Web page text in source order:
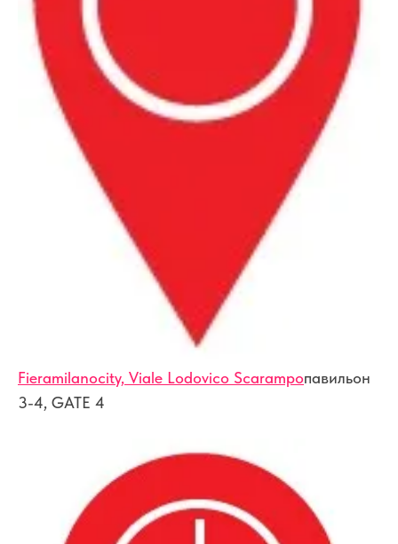
Fieramilanocity, Viale Lodovico Scarampoпавильон
3-4, GATE 4